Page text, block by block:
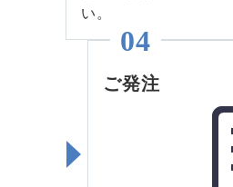
い。
ご発注